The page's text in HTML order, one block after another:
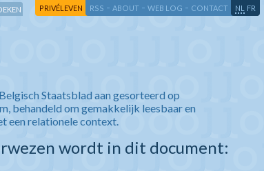
PRIVÉLEVEN RSS - ABOUT - WEB LOG - CONTACT NL FR
Staatsblad aan gesorteerd op
behandeld om gemakkelijk leesbaar en
een relationele context.
wordt in dit document: